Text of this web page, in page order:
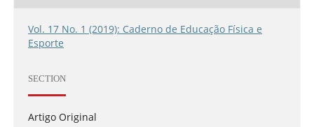
Vol. 17 No. 1 (2019): Caderno de Educação Física e
Esporte
SECTION
Artigo Original